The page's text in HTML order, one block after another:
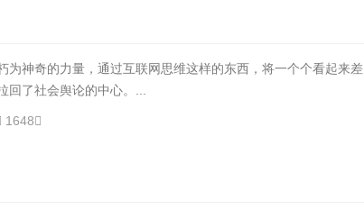
为神奇的力量，通过互联网思维这样的东西，将一个个看起来差
回了社会舆论的中心。...
1648